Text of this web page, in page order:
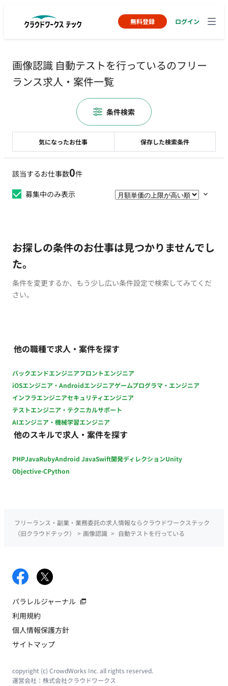
無料登録 ログイン
画像認識 自動テストを行っているのフリー
ランス求人・案件一覧
該当するお仕事数0件
募集中のみ表示
お探しの条件のお仕事は見つかりませんでし
た。
条件を変更するか、もう少し広い条件設定で検索してみてくだ
さい。
他の職種で求人・案件を探す
バックエンドエンジニアフロントエンジニア
iOSエンジニア・Androidエンジニアゲームプログラマ・エンジニア
インフラエンジニアセキュリティエンジニア
テストエンジニア・テクニカルサポート
AIエンジニア・機械学習エンジニア
他のスキルで求人・案件を探す
PHPJavaRubyAndroid JavaSwift開発ディレクションUnity
Objective-CPython
気になったお仕事 保存した検索条件
条件検索
フリーランス・副業・業務委託の求人情報ならクラウドワークステック
（旧クラウドテック）
> 画像認識 > 自動テストを行っている
パラレルジャーナル
利用規約
個人情報保護方針
サイトマップ
copyright (c) CrowdWorks Inc. all rights reserved.
運営会社： 株式会社クラウドワークス